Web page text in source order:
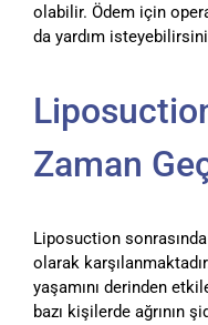
olabilir. Ödem için
da yardım
Zaman
Liposuction
olarak
yaşamını derinden
bazı kişilerde ağrının